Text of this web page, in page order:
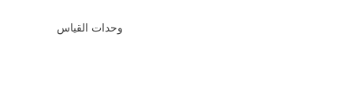
وحدات القياس